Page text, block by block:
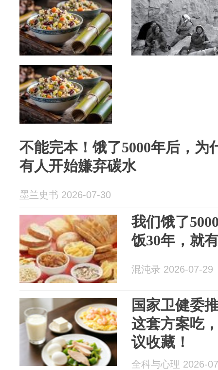
不能完本！饿了5000年后，为
有人开始嫌弃碳水
墨兰史书 2026-07-30
我们饿了
饭30年，就
混沌录 2026-07-29
国家卫健委
这套方案吃
议收藏！
全科与心理 2026-